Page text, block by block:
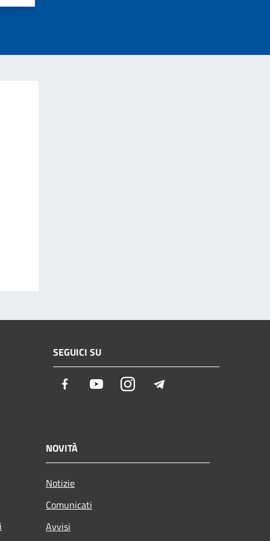
SEGUICI SU
Facebook YoutubeInstagram
NOVITÀ
Notizie
Comunicati
Avvisi